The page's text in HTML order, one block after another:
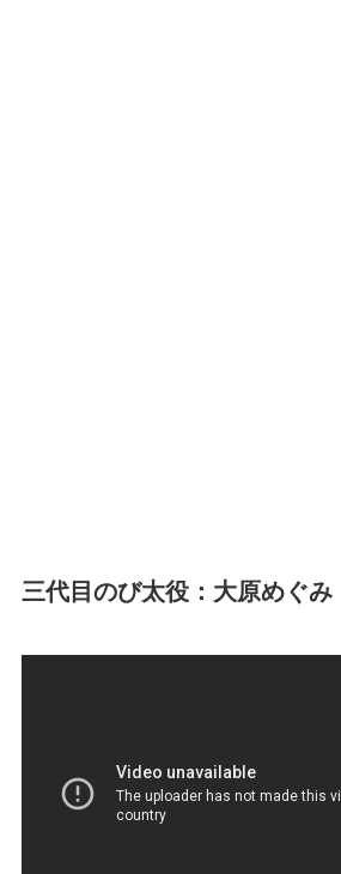
三代目のび太役：大原めぐみ